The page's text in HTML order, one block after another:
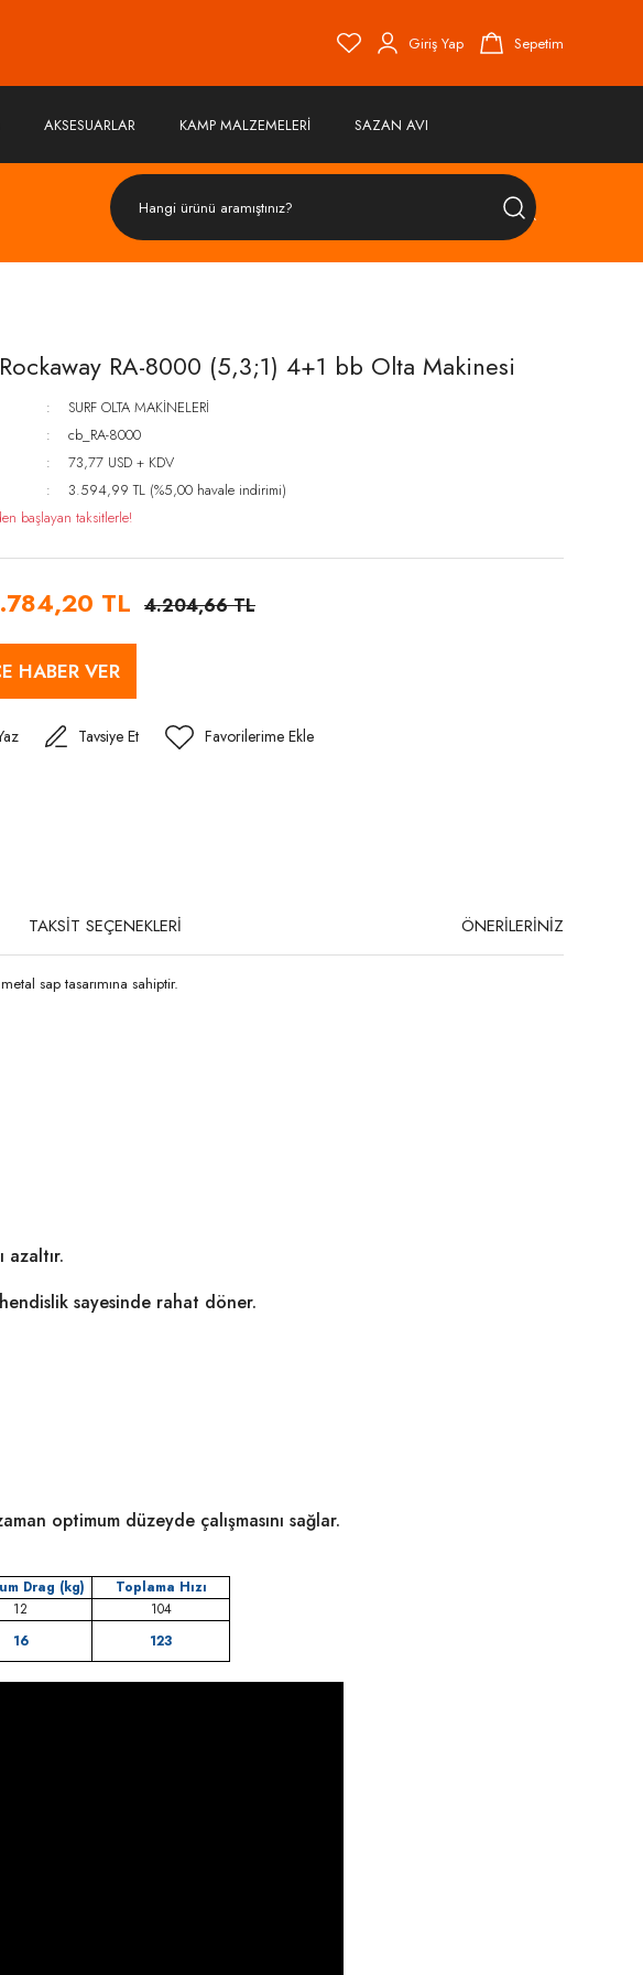
Giriş Yap Sepetim
AKSESUARLAR KAMP MALZEMELERİ SAZAN AVI
ÜRÜN
RA-8000 (5,3;1) 4+1 bb Olta Makinesi
SURF OLTA MAKİNELERİ
cb_RA-8000
73,77 USD + KDV
3.594,99 TL (%5,00 havale indirimi)
başlayan taksitlerle!
TL 4.204,66 TL
HABER VER
Tavsiye Et
TAKSİT SEÇENEKLERİ ÖNERİLERİNİZ
sap tasarımına sahiptir.
azaltır.
sayesinde rahat döner.
optimum düzeyde çalışmasını sağlar.
Drag (kg)
Toplama Hızı
12
104
16 123